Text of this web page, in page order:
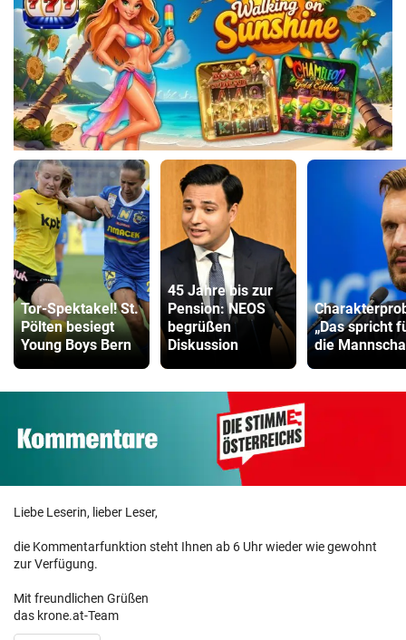
Tor-Spektakel! St.
Pölten besiegt
Young Boys Bern
45 Jahre bis zur
Pension: NEOS
begrüßen
Diskussion
„Das spricht
die
Liebe Leserin, lieber Leser,
die Kommentarfunktion steht Ihnen ab 6 Uhr wieder wie gewohnt
zur Verfügung.
Mit freundlichen Grüßen
das krone.at-Team